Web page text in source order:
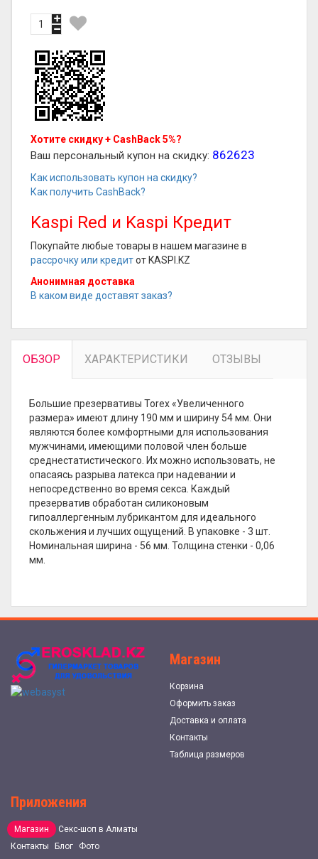
Хотите скидку + CashBack 5%?
Ваш персональный купон на скидку: 862623
Как использовать купон на скидку?
Как получить CashBack?
Kaspi Red и Kaspi Кредит
Покупайте любые товары в нашем магазине в
рассрочку или кредитот KASPI.KZ
Анонимная доставка
В каком виде доставят заказ?
ОБЗОР ХАРАКТЕРИСТИКИ ОТЗЫВЫ
Большие презервативы Torex «Увеличенного
размера» имеют длину 190 мм и ширину 54 мм. Они
являются более комфортными для использования
мужчинами, имеющими половой член больше
среднестатистического. Их можно использовать, не
опасаясь разрыва латекса при надевании и
непосредственно во время секса. Каждый
презерватив обработан силиконовым
гипоаллергенным лубрикантом для идеального
скольжения и лучших ощущений. В упаковке - 3 шт.
Номинальная ширина - 56 мм. Толщина стенки - 0,06
мм.
Магазин
Корзина
Оформить заказ
Доставка и оплата
Контакты
Таблица размеров
Приложения
Магазин
Секс-шоп в Алматы
Контакты
Блог Фото